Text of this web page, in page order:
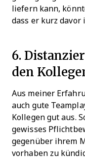
liefern kann,
dass er kurz davor
6.
den
Aus meiner
auch gute
Kollegen gut aus.
gewisses
gegenüber ihrem
vorhaben zu